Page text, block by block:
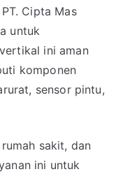
Cipta Mas
untuk
ini aman
komponen
sensor pintu,
sakit, dan
ini untuk